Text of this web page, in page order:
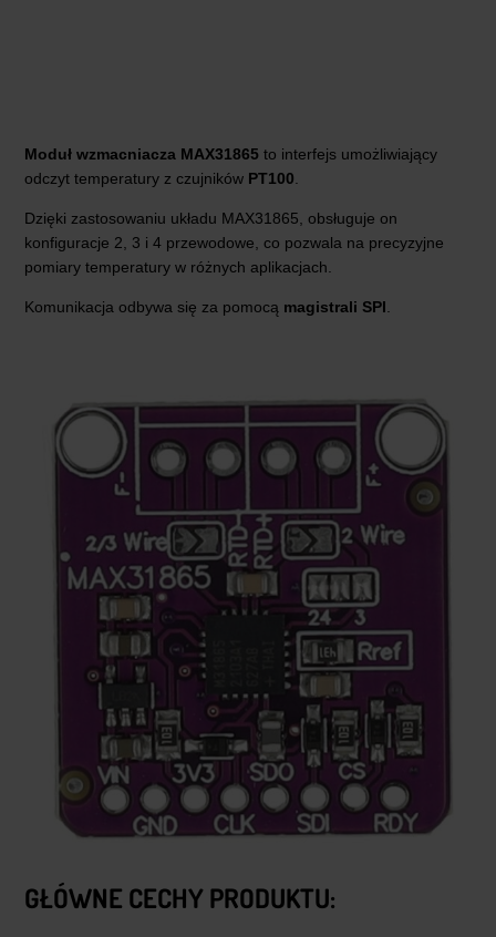
Moduł wzmacniacza MAX31865 to interfejs umożliwiający
odczyt temperatury z czujników PT100
Dzięki zastosowaniu układu MAX31865, obsługuje on
konfiguracje 2, 3 i 4 przewodowe, co pozwala na precyzyjne
pomiary temperatury w różnych aplikacjach.
Komunikacja odbywa się za pomocą magistrali SPI
GŁÓWNE CECHY PRODUKTU: